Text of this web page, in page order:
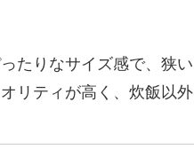
たりなサイズ感で、狭
リティが高く、炊飯以